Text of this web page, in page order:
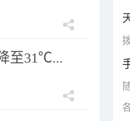
至31℃...